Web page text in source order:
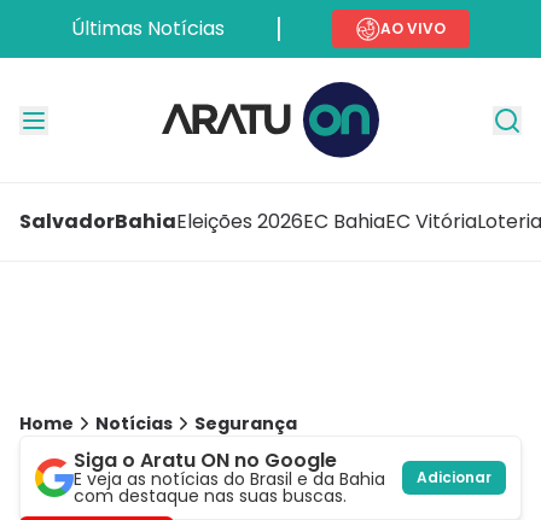
Últimas Notícias AO VIVO
SalvadorBahiaEleições 2026EC BahiaEC Vitória
Home Notícias Segurança
Siga o Aratu ON no Google
E veja as notícias do Brasil e da Bahia
com destaque nas suas buscas.
Adicionar